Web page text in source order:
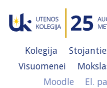
Kolegija
Visuomenei
Moodle
El.